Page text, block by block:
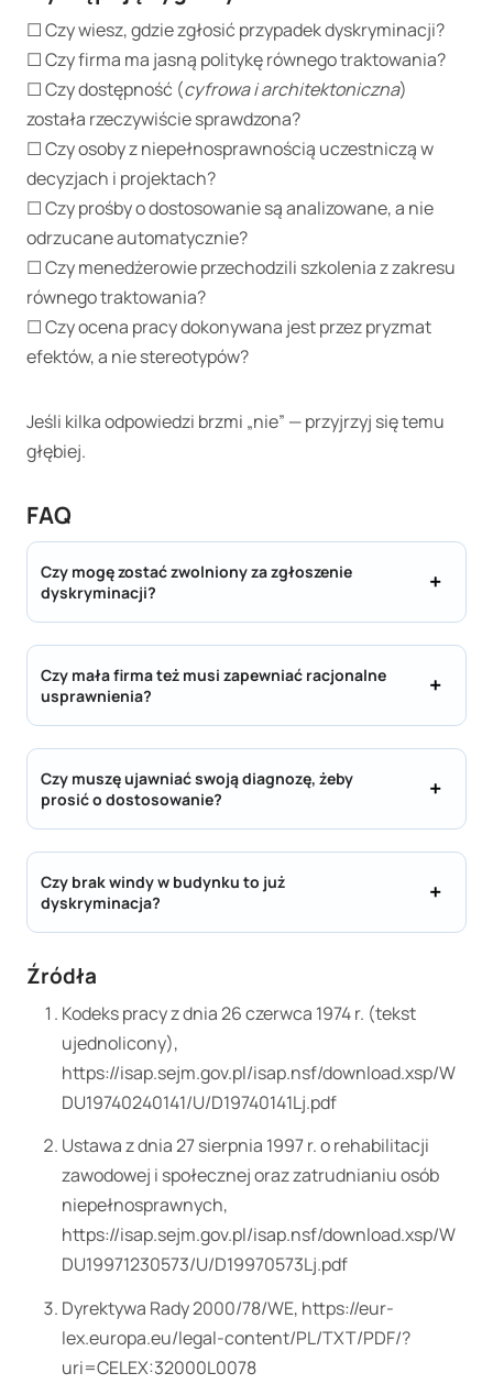
☐ Czy wiesz, gdzie zgłosić przypadek dyskryminacji?
☐ Czy firma ma jasną politykę równego traktowania?
☐ Czy dostępność (cyfrowa i architektoniczna)
została rzeczywiście sprawdzona?
☐ Czy osoby z niepełnosprawnością uczestniczą w
decyzjach i projektach?
☐ Czy prośby o dostosowanie są analizowane, a nie
odrzucane automatycznie?
☐ Czy menedżerowie przechodzili szkolenia z zakresu
równego traktowania?
☐ Czy ocena pracy dokonywana jest przez pryzmat
efektów, a nie stereotypów?
Jeśli kilka odpowiedzi brzmi „nie” — przyjrzyj się temu
głębiej.
FAQ
Czy mogę zostać zwolniony za zgłoszenie
dyskryminacji?
Czy mała firma też musi zapewniać racjonalne
usprawnienia?
Czy muszę ujawniać swoją diagnozę, żeby
prosić o dostosowanie?
Czy brak windy w budynku to już
dyskryminacja?
Źródła
Kodeks pracy z dnia 26 czerwca 1974 r. (tekst
ujednolicony),
https://isap.sejm.gov.pl/isap.nsf/download.xsp/W
DU19740240141/U/D19740141Lj.pdf
Ustawa z dnia 27 sierpnia 1997 r. o rehabilitacji
zawodowej i społecznej oraz zatrudnianiu osób
niepełnosprawnych,
https://isap.sejm.gov.pl/isap.nsf/download.xsp/W
DU19971230573/U/D19970573Lj.pdf
Dyrektywa Rady 2000/78/WE, https://eur-
lex.europa.eu/legal-content/PL/TXT/PDF/?
uri=CELEX:32000L0078